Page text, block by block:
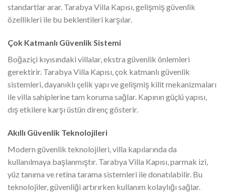
standartlar arar. Tarabya Villa Kapısı, gelişmiş güvenlik
özellikleri ile bu beklentileri karşılar.
Çok Katmanlı Güvenlik Sistemi
Boğaziçi kıyısındaki villalar, ekstra güvenlik önlemleri
gerektirir. Tarabya Villa Kapısı, çok katmanlı güvenlik
sistemleri, dayanıklı çelik yapı ve gelişmiş kilit mekanizmaları
ile villa sahiplerine tam koruma sağlar. Kapının güçlü yapısı,
dış etkilere karşı üstün direnç gösterir.
Akıllı Güvenlik Teknolojileri
Modern güvenlik teknolojileri, villa kapılarında da
kullanılmaya başlanmıştır. Tarabya Villa Kapısı, parmak izi,
yüz tanıma ve retina tarama sistemleri ile donatılabilir. Bu
teknolojiler, güvenliği artırırken kullanım kolaylığı sağlar.